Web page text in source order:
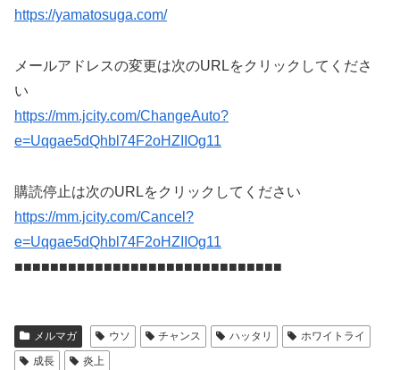
https://yamatosuga.com/
メールアドレスの変更は次のURLをクリックしてくださ
い
https://mm.jcity.com/ChangeAuto?
e=Uqgae5dQhbl74F2oHZIIOg11
購読停止は次のURLをクリックしてください
https://mm.jcity.com/Cancel?
e=Uqgae5dQhbl74F2oHZIIOg11
■■■■■■■■■■■■■■■■■■■■■■■■■■■■■■
メルマガ ウソ チャンス ハッタリ
ホワイトライ
成長
炎上